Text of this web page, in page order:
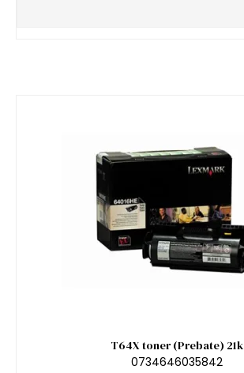
T64X toner (Prebate) 21k
0734646035842